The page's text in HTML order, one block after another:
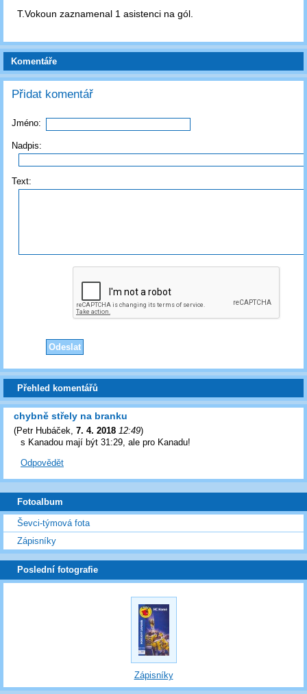
T.Vokoun zaznamenal 1 asistenci na gól.
Komentáře
Přidat komentář
Jméno:
Nadpis:
Text:
Přehled komentářů
chybně střely na branku
(Petr Hubáček, 7. 4. 2018 12:49)
s Kanadou mají být 31:29, ale pro Kanadu!
Odpovědět
Fotoalbum
Ševci-týmová fota
Zápisníky
Poslední fotografie
Zápisníky